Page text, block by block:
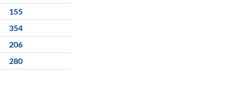
155
354
206
280